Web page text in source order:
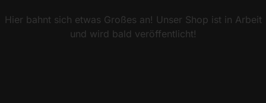
Hier bahnt sich etwas Großes an! Unser Shop ist in Arbeit
und wird bald veröffentlicht!